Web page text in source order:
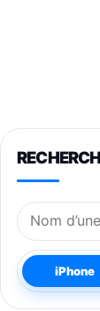
Nom de
iPhone